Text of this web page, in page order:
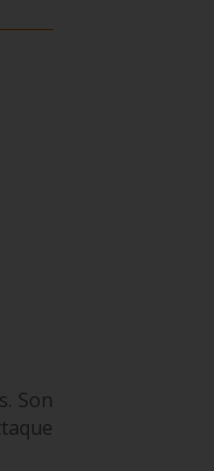
Son